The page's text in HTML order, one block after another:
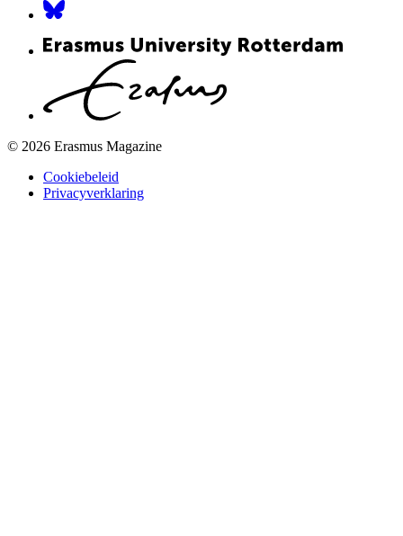
© 2026 Erasmus Magazine
Cookiebeleid
Privacyverklaring